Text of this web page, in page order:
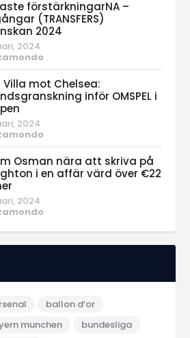
förstärkningarNA –
(TRANSFERS)
2024
2024
Villa mot Chelsea:
inför OMSPEL i
2024
Osman nära att skriva på
i en affär värd över €22
2024
ballon d‘or
munchen
bundesliga